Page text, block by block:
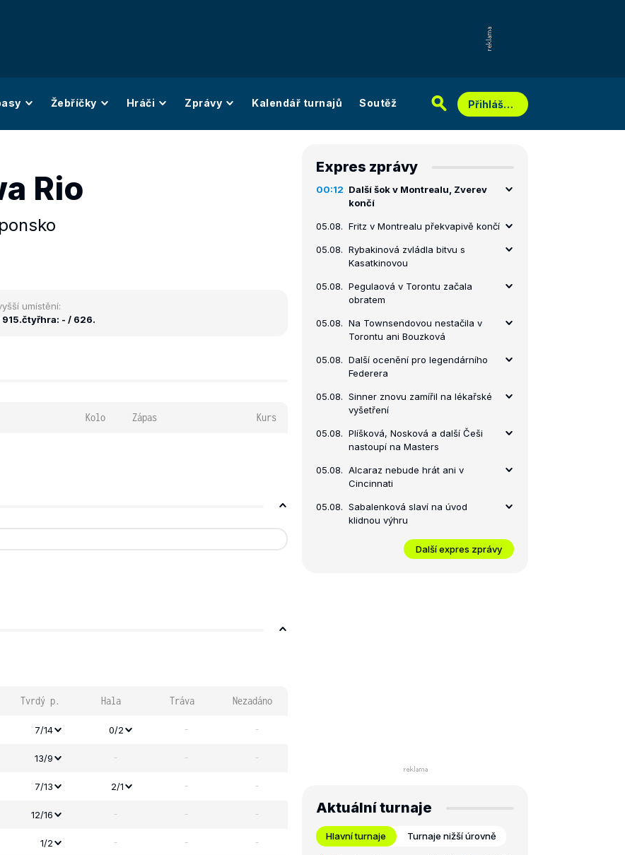
Žebříčky Hráči Zprávy Kalendář turnajů Soutěž Přihlášení
Rio
umístění:
čtyřhra: - / 626.
Kolo Zápas Kurs
Tvrdý p. Hala Tráva Nezadáno
7/14 0/2 - -
13/9 - - -
7/13 2/1 - -
12/16 - - -
1/2 - - -
Expres zprávy
00:12 Další šok v Montrealu, Zverev
končí
05.08. Fritz v Montrealu překvapivě končí
05.08. Rybakinová zvládla bitvu s
Kasatkinovou
05.08. Pegulaová v Torontu začala
obratem
05.08. Na Townsendovou nestačila v
Torontu ani Bouzková
05.08. Další ocenění pro legendárního
Federera
05.08. Sinner znovu zamířil na lékařské
vyšetření
05.08. Plíšková, Nosková a další Češi
nastoupí na Masters
05.08. Alcaraz nebude hrát ani v
Cincinnati
05.08. Sabalenková slaví na úvod
klidnou výhru
Další expres zprávy
Aktuální turnaje
Hlavní turnaje Turnaje nižší úrovně